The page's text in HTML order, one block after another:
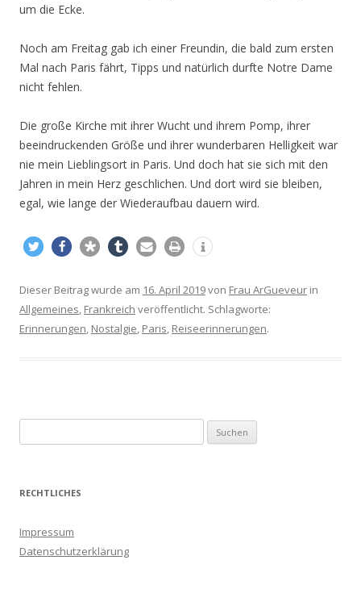
um die Ecke.
Noch am Freitag gab ich einer Freundin, die bald zum ersten
Mal nach Paris fährt, Tipps und natürlich durfte Notre Dame
nicht fehlen.
Die große Kirche mit ihrer Wucht und ihrem Pomp, ihrer
beeindruckenden Größe und ihrer wunderbaren Helligkeit war
nie mein Lieblingsort in Paris. Und doch hat sie sich mit den
Jahren in mein Herz geschlichen. Und dort wird sie bleiben,
egal, wie lange der Wiederaufbau dauern wird.
Dieser Beitrag wurde am 16. April 2019von Frau ArGueveur in
Allgemeines, Frankreich veröffentlicht. Schlagworte:
Erinnerungen, Nostalgie, Paris, Reiseerinnerungen.
u
h
n
a
RECHTLICHES
Impressum
Datenschutzerklärung